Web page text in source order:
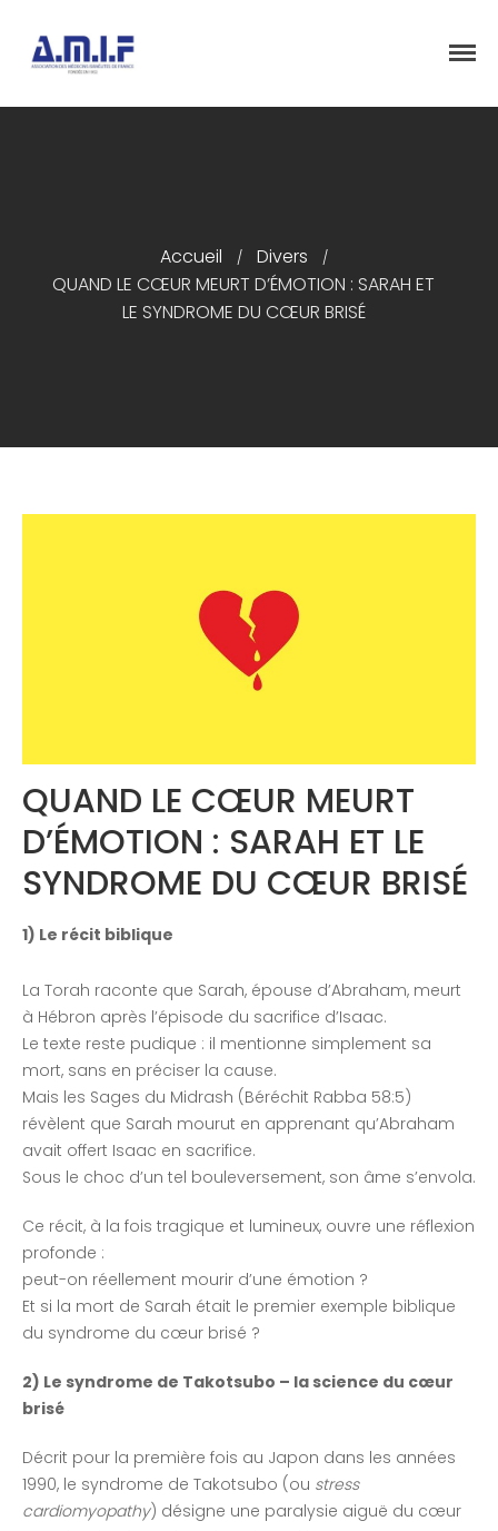
Accueil
Présentation
Congrès 2018
Congrès 2020
Accueil / Divers /
QUAND LE CŒUR MEURT D’ÉMOTION : SARAH ET
LE SYNDROME DU CŒUR BRISÉ
QUAND LE CŒUR MEURT
D’ÉMOTION : SARAH ET LE
SYNDROME DU CŒUR BRISÉ
1) Le récit biblique
La Torah raconte que Sarah, épouse d’Abraham, meurt
à Hébron après l’épisode du sacrifice d’Isaac.
Le texte reste pudique : il mentionne simplement sa
mort, sans en préciser la cause.
Mais les Sages du Midrash (Béréchit Rabba 58:5)
révèlent que Sarah mourut en apprenant qu’Abraham
avait offert Isaac en sacrifice.
Sous le choc d’un tel bouleversement, son âme s’envola.
Ce récit, à la fois tragique et lumineux, ouvre une réflexion
profonde :
peut-on réellement mourir d’une émotion ?
Et si la mort de Sarah était le premier exemple biblique
du syndrome du cœur brisé ?
2) Le syndrome de Takotsubo – la science du cœur
brisé
Décrit pour la première fois au Japon dans les années
1990, le syndrome de Takotsubo (ou stress
cardiomyopathy) désigne une paralysie aiguë du cœur